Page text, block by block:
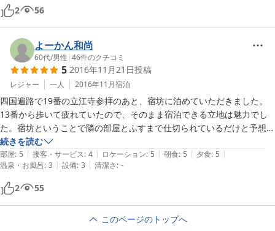
2 56
よーかん和尚
60代/男性 |46件のクチコミ
5 2016年11月21日投稿
レジャー 一人 2016年11月宿泊
四国遍路で19番の立江寺参拝のあと、宿坊に泊めていただきました。
13番から歩いて疲れていたので、そのまま宿泊できる立地は魅力でし
た。宿坊ということで隣の部屋とふすまで仕切られているだけと予想し
ていましたが、独立した和室でくつろげました。夕食も天ぷらなどもつ
いて十分で、やはり遍路している3人の方々とお話ししながら楽しくい
ただけました。歯ブラシや浴衣などアメニティはほとんどありません
が、値段や雰囲気も考えると大変満足しました。
続きを読む
部屋: 5 | 接客・サービス: 4 | ロケーション: 5 | 朝食: 5 | 夕食: 5 |
温泉・お風呂: 3 | 設備: 3 | 清潔さ: -
2 55
このページのトップへ